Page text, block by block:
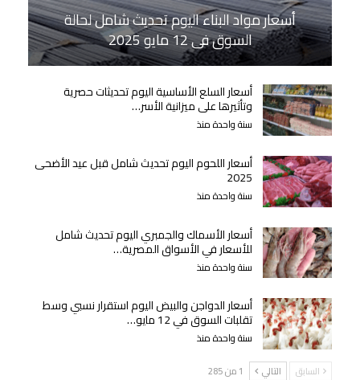
أسعار مواد البناء اليوم تحديث شامل لحالة
السوق في 12 مايو 2025
أسعار السلع الأساسية اليوم تحديثات حصرية
وتأثيرها على ميزانية الأسر…
سنة واحدة منذ
أسعار اللحوم اليوم تحديث شامل قبل عيد الأضحى
2025
سنة واحدة منذ
أسعار الأسماك والجمبري اليوم تحديث شامل
للأسعار في الأسواق المصرية…
سنة واحدة منذ
أسعار الدواجن والبيض اليوم استقرار نسبي وسط
تقلبات السوق في 12 مايو…
سنة واحدة منذ
السابق التالي 1 من 285